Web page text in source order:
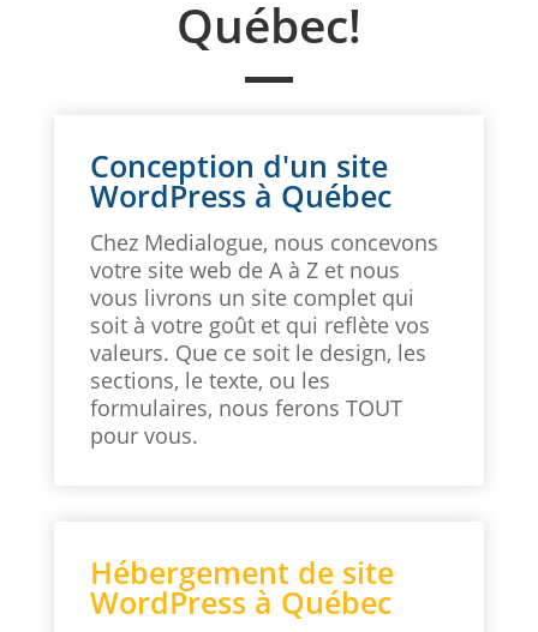
Québec!
Conception d'un site
WordPress à Québec
Chez Medialogue, nous concevons
votre site web de A à Z et nous
vous livrons un site complet qui
soit à votre goût et qui reflète vos
valeurs. Que ce soit le design, les
sections, le texte, ou les
formulaires, nous ferons TOUT
pour vous.
Hébergement de site
WordPress à Québec